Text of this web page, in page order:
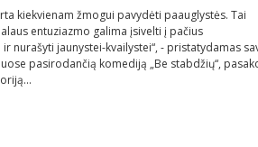
kiekvienam žmogui pavydėti paauglystės. Tai
entuziazmo galima įsivelti į pačius
nurašyti jaunystei-kvailystei“, - pristatydamas
pasirodančią komediją „Be stabdžių“,